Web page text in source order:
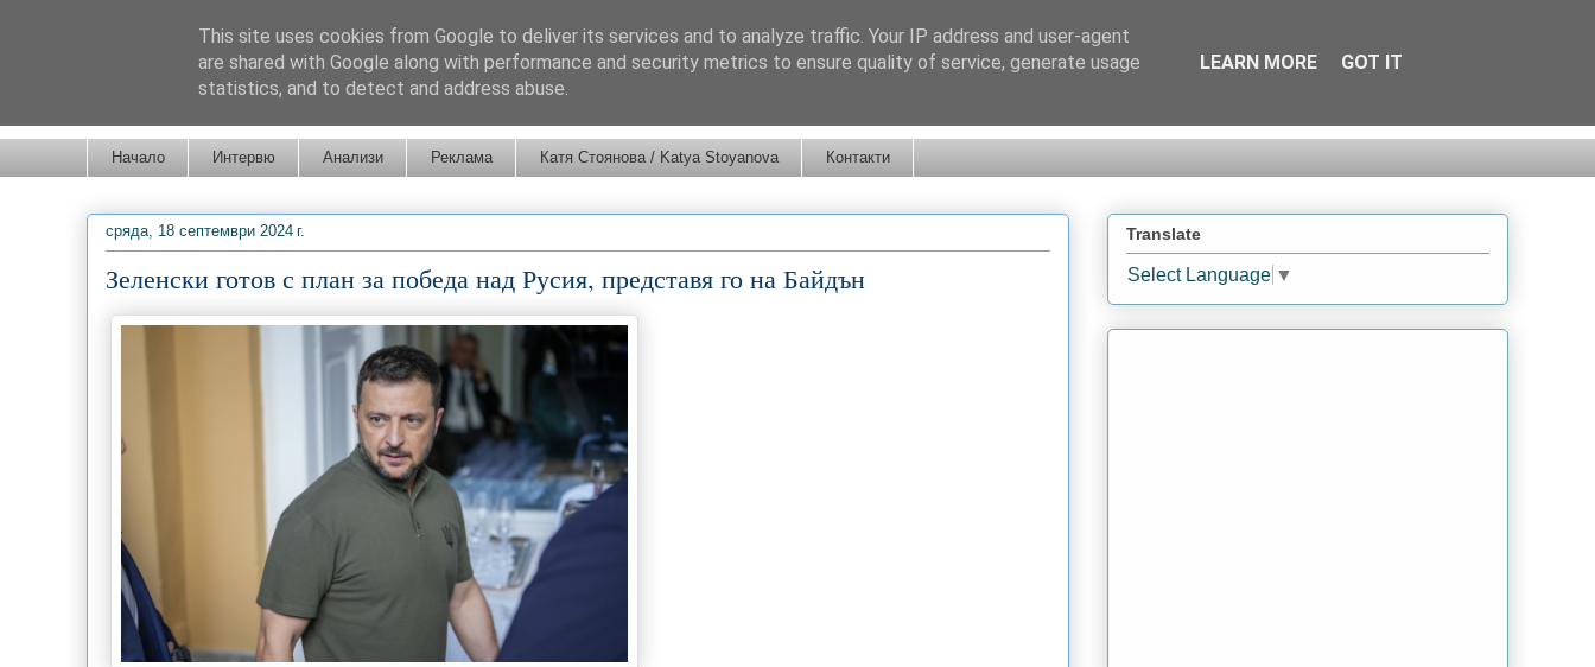
Начало Интервю Анализи Реклама Катя Стоянова / Katya Stoyanova Контакти
сряда, 18 септември 2024 г.
Зеленски готов с план за победа над Русия, представя го на Байдън
Translate
Select Language ▼
This site uses cookies from Google to deliver its services and to analyze traffic. Your IP address and user-agent
are shared with Google along with performance and security metrics to ensure quality of service, generate usage
statistics, and to detect and address abuse.
LEARN MORE GOT IT